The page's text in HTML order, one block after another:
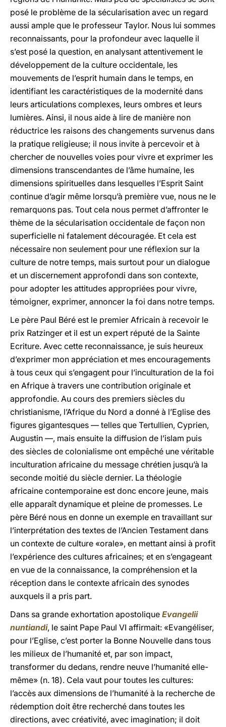
posé le problème de la sécularisation avec un regard
aussi ample que le professeur Taylor. Nous lui sommes
reconnaissants, pour la profondeur avec laquelle il
s’est posé la question, en analysant attentivement le
développement de la culture occidentale, les
mouvements de l’esprit humain dans le temps, en
identifiant les caractéristiques de la modernité dans
leurs articulations complexes, leurs ombres et leurs
lumières. Ainsi, il nous aide à lire de manière non
réductrice les raisons des changements survenus dans
la pratique religieuse; il nous invite à percevoir et à
chercher de nouvelles voies pour vivre et exprimer les
dimensions transcendantes de l’âme humaine, les
dimensions spirituelles dans lesquelles l’Esprit Saint
continue d’agir même lorsqu’à première vue, nous ne le
remarquons pas. Tout cela nous permet d’affronter le
thème de la sécularisation occidentale de façon non
superficielle ni fatalement découragée. Et cela est
nécessaire non seulement pour une réflexion sur la
culture de notre temps, mais surtout pour un dialogue
et un discernement approfondi dans son contexte,
pour adopter les attitudes appropriées pour vivre,
témoigner, exprimer, annoncer la foi dans notre temps.
Le père Paul Béré est le premier Africain à recevoir le
prix Ratzinger et il est un expert réputé de la Sainte
Ecriture. Avec cette reconnaissance, je suis heureux
d’exprimer mon appréciation et mes encouragements
à tous ceux qui s’engagent pour l’inculturation de la foi
en Afrique à travers une contribution originale et
approfondie. Au cours des premiers siècles du
christianisme, l’Afrique du Nord a donné à l’Eglise des
figures gigantesques — telles que Tertullien, Cyprien,
Augustin —, mais ensuite la diffusion de l’islam puis
des siècles de colonialisme ont empêché une véritable
inculturation africaine du message chrétien jusqu’à la
seconde moitié du siècle dernier. La théologie
africaine contemporaine est donc encore jeune, mais
elle apparaît dynamique et pleine de promesses. Le
père Béré nous en donne un exemple en travaillant sur
l’interprétation des textes de l’Ancien Testament dans
un contexte de culture «orale», en mettant ainsi à profit
l’expérience des cultures africaines; et en s’engageant
en vue de la connaissance, la compréhension et la
réception dans le contexte africain des synodes
auxquels il a pris part.
Dans sa grande exhortation apostolique Evangelii
nuntiandi, le saint Pape Paul VI affirmait: «Evangéliser,
pour l’Eglise, c’est porter la Bonne Nouvelle dans tous
les milieux de l’humanité et, par son impact,
transformer du dedans, rendre neuve l’humanité elle-
même» (n. 18). Cela vaut pour toutes les cultures:
l’accès aux dimensions de l’humanité à la recherche de
rédemption doit être recherché dans toutes les
directions, avec créativité, avec imagination; il doit